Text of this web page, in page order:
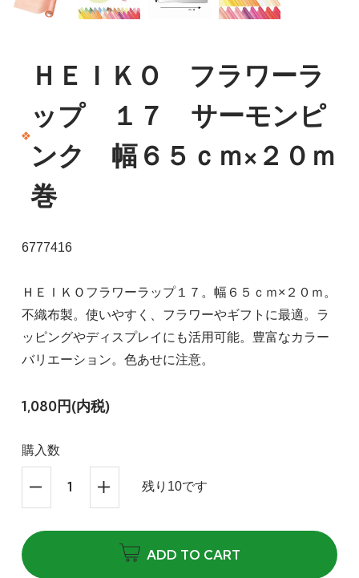
ＨＥＩＫＯ フラワーラ
ップ １７ サーモンピ
ンク 幅６５ｃｍ×２０ｍ
巻
6777416
ＨＥＩＫＯフラワーラップ１７。幅６５ｃｍ×２０ｍ。
不織布製。使いやすく、フラワーやギフトに最適。ラ
ッピングやディスプレイにも活用可能。豊富なカラー
バリエーション。色あせに注意。
1,080円(内税)
購入数
残り10です
ADD TO CART